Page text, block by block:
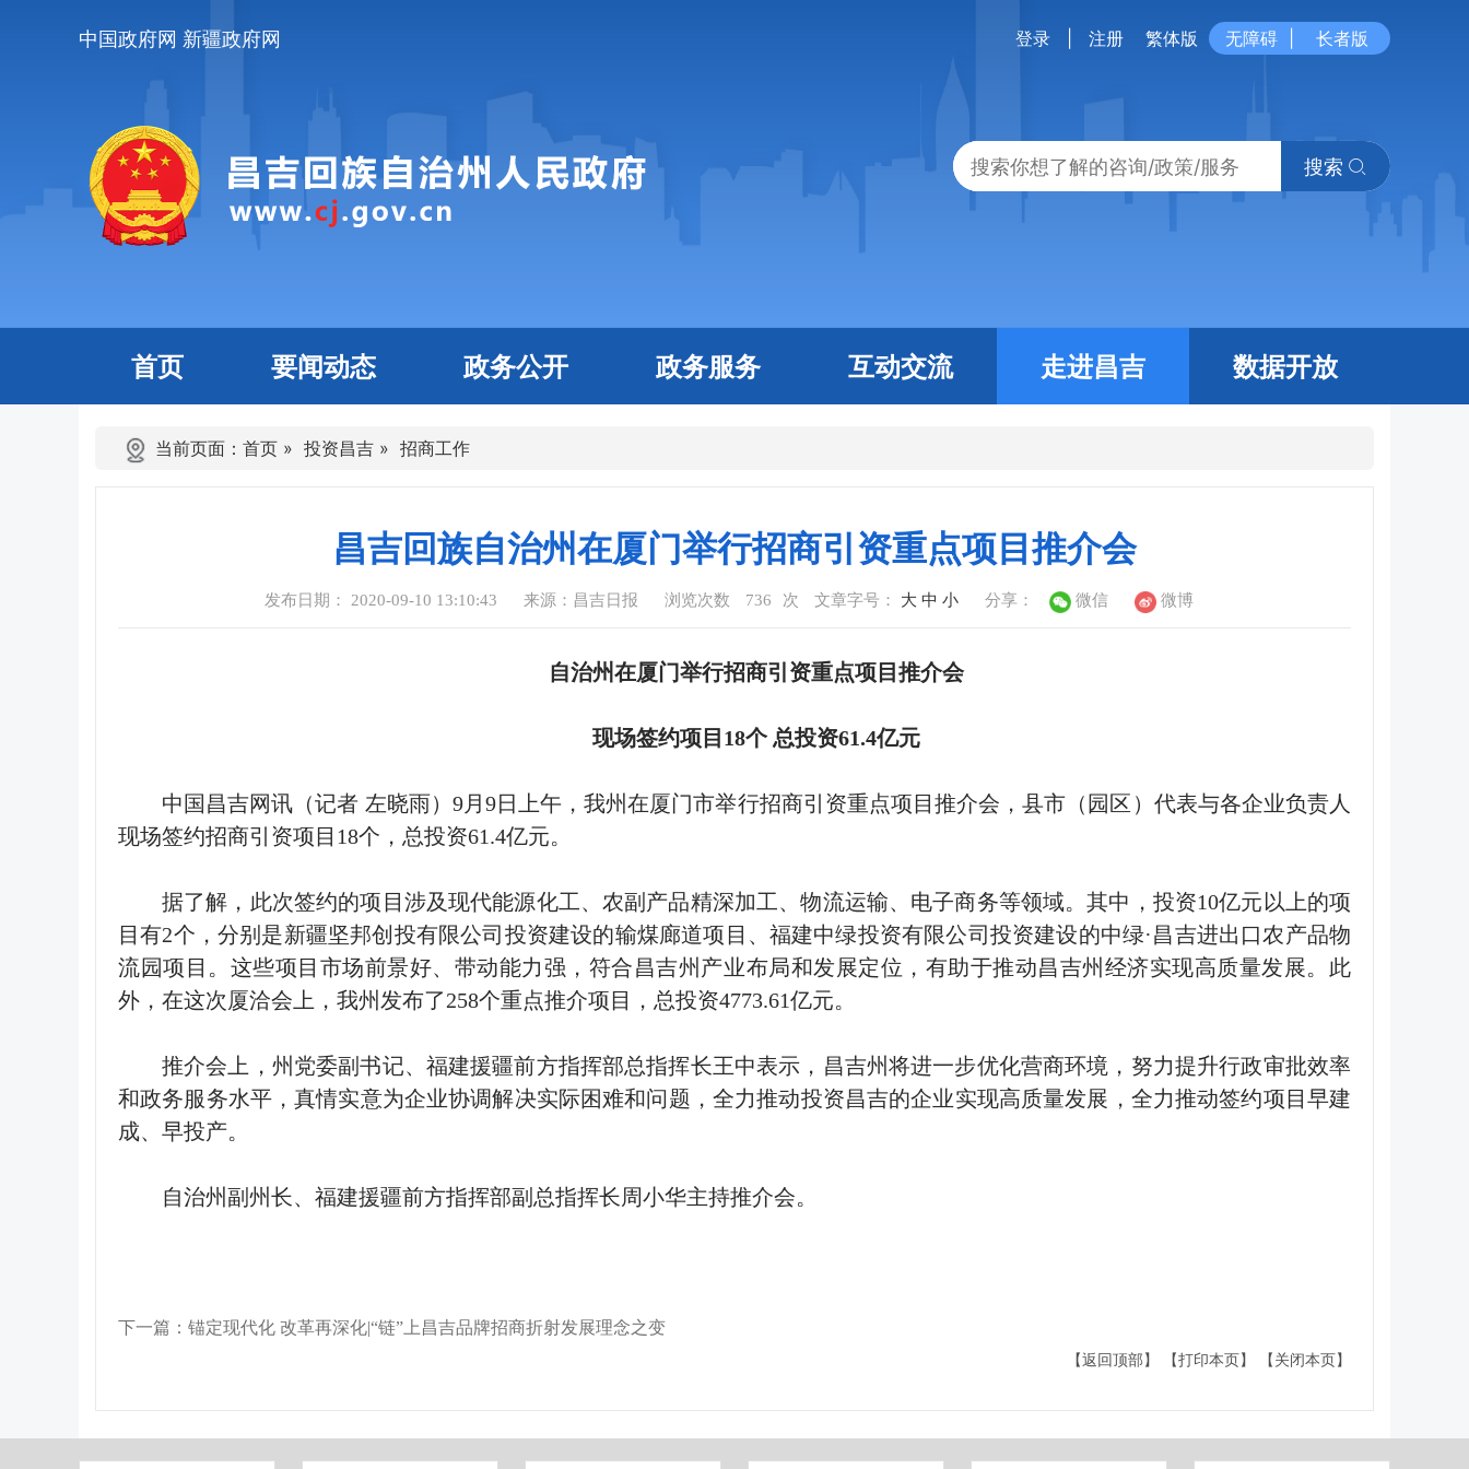
中国政府网 新疆政府网 登录 注册 繁体版 无障碍 长者版
搜索
首页 要闻动态 政务公开 政务服务 互动交流 走进昌吉 数据开放
当前页面： 首页 » 投资昌吉 » 招商工作
昌吉回族自治州在厦门举行招商引资重点项目推介会
发布日期： 2020-09-10 13:10:43 来源：昌吉日报 浏览次数 736 次 文章字号： 大 中 小 分享： 微信 微博
自治州在厦门举行招商引资重点项目推介会
现场签约项目18个 总投资61.4亿元
中国昌吉网讯（记者 左晓雨）9月9日上午，我州在厦门市举行招商引资重点项目推介会，县市（园区）代表与各企业负责人
现场签约招商引资项目18个，总投资61.4亿元。
据了解，此次签约的项目涉及现代能源化工、农副产品精深加工、物流运输、电子商务等领域。其中，投资10亿元以上的项
目有2个，分别是新疆坚邦创投有限公司投资建设的输煤廊道项目、福建中绿投资有限公司投资建设的中绿·昌吉进出口农产品物
流园项目。这些项目市场前景好、带动能力强，符合昌吉州产业布局和发展定位，有助于推动昌吉州经济实现高质量发展。此
外，在这次厦洽会上，我州发布了258个重点推介项目，总投资4773.61亿元。
推介会上，州党委副书记、福建援疆前方指挥部总指挥长王中表示，昌吉州将进一步优化营商环境，努力提升行政审批效率
和政务服务水平，真情实意为企业协调解决实际困难和问题，全力推动投资昌吉的企业实现高质量发展，全力推动签约项目早建
成、早投产。
自治州副州长、福建援疆前方指挥部副总指挥长周小华主持推介会。
下一篇：锚定现代化 改革再深化|“链”上昌吉品牌招商折射发展理念之变
【返回顶部】 【打印本页】 【关闭本页】